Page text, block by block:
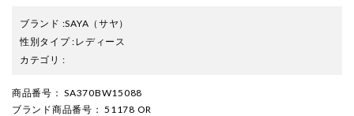
ブランド :SAYA （サヤ）
性別タイプ:レディース
カテゴリ :
商品番号 ： SA370BW15088
ブランド商品番号 ： 51178 OR